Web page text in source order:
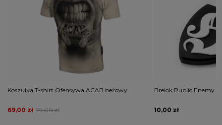
Koszulka T-shirt Ofensywa ACAB beżowy
99,00 zł
69,00 zł
Brelok Public Enemy
10,00 zł